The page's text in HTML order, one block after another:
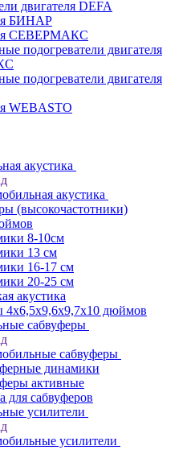
двигателя DEFA
БИНАР
СЕВЕРМАКС
подогреватели двигателя
подогреватели двигателя
WEBASTO
акустика
акустика
(высокочастотники)
8-10см
13 см
16-17 см
20-25 см
акустика
4х6,5х9,6x9,7х10 дюймов
сабвуферы
сабвуферы
динамики
активные
для сабвуферов
усилители
усилители